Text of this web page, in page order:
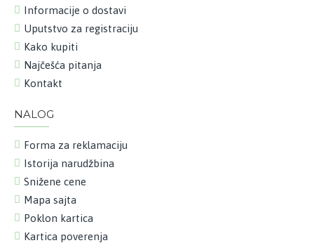
Informacije o dostavi
Uputstvo za registraciju
Kako kupiti
Najčešća pitanja
Kontakt
NALOG
Forma za reklamaciju
Istorija narudžbina
Snižene cene
Mapa sajta
Poklon kartica
Kartica poverenja